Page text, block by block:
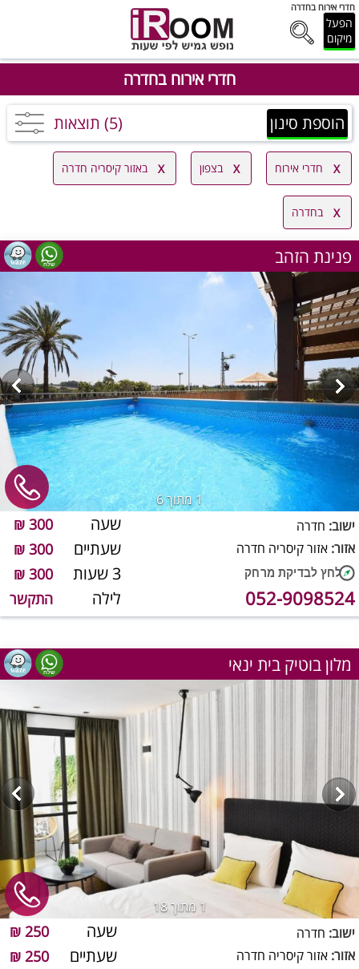
חדרי אירוח בחדרה
הפעל
מיקום
חדרי אירוח בחדרה
הוספת סינון (5) תוצאות
חדרי אירוח בצפון באזור קיסריה חדרה
בחדרה
פנינת הזהב
1מתוך 6
שעה 300 ₪
שעתיים 300 ₪
3 שעות 300 ₪
לילה התקשר
ישוב: חדרה
אזור: אזור קיסריה חדרה
052-9098524
מלון בוטיק בית ינאי
1 מתוך 18
שעה 250 ₪
שעתיים 250 ₪
ישוב: חדרה
אזור: אזור קיסריה חדרה